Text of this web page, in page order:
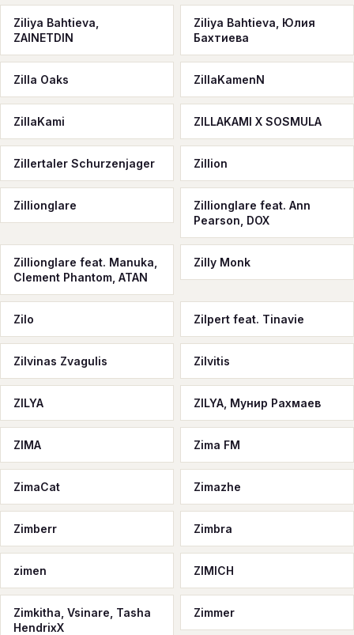
Ziliya Bahtieva,
ZAINETDIN
Ziliya Bahtieva, Юлия
Бахтиева
Zilla Oaks ZillaKamenN
ZillaKami ZILLAKAMI X SOSMULA
Zillertaler Schurzenjager Zillion
Zillionglare
Zillionglare feat. Ann
Pearson, DOX
Zillionglare feat. Manuka,
Clement Phantom, ATAN
Zilly Monk
Zilo Zilpert feat. Tinavie
Zilvinas Zvagulis Zilvitis
ZILYA ZILYA, Мунир Рахмаев
ZIMA Zima FM
ZimaCat Zimazhe
Zimberr Zimbra
zimen ZIMICH
Zimkitha, Vsinare, Tasha
HendrixX
Zimmer